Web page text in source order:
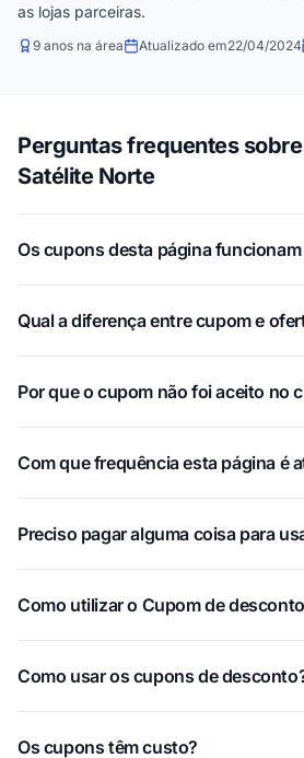
as lojas parceiras.
9 anos na área Atualizado em22/04/2024
Perguntas frequentes
Satélite Norte
Os cupons desta página
Qual a diferença entre cupom e
Por que o cupom não foi aceito no
Com que frequência esta página é
Preciso pagar alguma coisa para
Como utilizar o Cupom de
Como usar os cupons de
Os cupons têm custo?